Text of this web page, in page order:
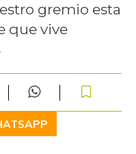
gremio esta
que vive